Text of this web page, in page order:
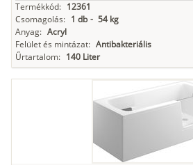
Termékkód: 12361
Csomagolás: 1 db - 54 kg
Anyag: Acryl
Felület és mintázat: Antibakteriális
Űrtartalom: 140 Liter